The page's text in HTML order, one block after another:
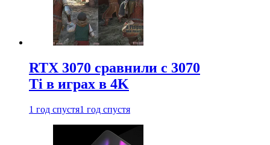
RTX 3070 сравнили с 3070
Ti в играх в 4K
1 год спустя1 год спустя